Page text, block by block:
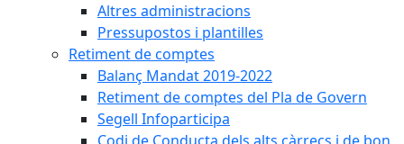
Altres administracions
Pressupostos i plantilles
Retiment de comptes
Balanç Mandat 2019-2022
Retiment de comptes del Pla de Govern
Segell Infoparticipa